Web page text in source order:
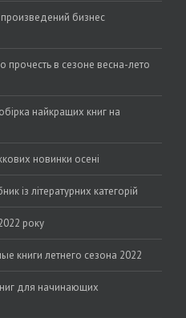
бизнес
прочесть в сезоне весна-лето
найкращих книг на
новинки осені
із літературних категорій
року
книги летнего сезона 2022
для начинающих